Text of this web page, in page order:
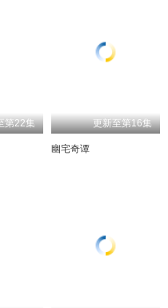
第22集 更新至第16集
幽宅奇谭